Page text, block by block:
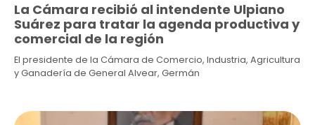
La Cámara recibió al intendente Ulpiano
Suárez para tratar la agenda productiva y
comercial de la región
El presidente de la Cámara de Comercio, Industria, Agricultura
y Ganadería de General Alvear, Germán